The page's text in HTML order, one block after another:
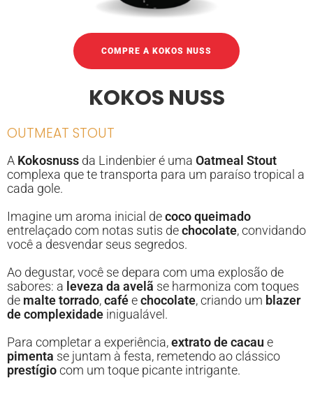
COMPRE A KOKOS NUSS
KOKOS NUSS
OUTMEAT STOUT
A Kokosnuss da Lindenbier é uma Oatmeal Stout
complexa que te transporta para um paraíso tropical a
cada gole.
Imagine um aroma inicial decoco queimado
entrelaçado com notas sutis dechocolate, convidando
você a desvendar seus segredos.
Ao degustar, você se depara com uma explosão de
sabores: a leveza da avelã se harmoniza com toques
de malte torrado,caféechocolate, criando um blazer
de complexidade inigualável.
Para completar a experiência,extrato de cacau e
pimenta se juntam à festa, remetendo ao clássico
prestígiocom um toque picante intrigante.